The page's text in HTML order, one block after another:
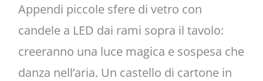
Appendi piccole sfere di vetro con
candele a LED dai rami sopra il tavolo:
creeranno una luce magica e sospesa che
danza nell’aria. Un castello di cartone in